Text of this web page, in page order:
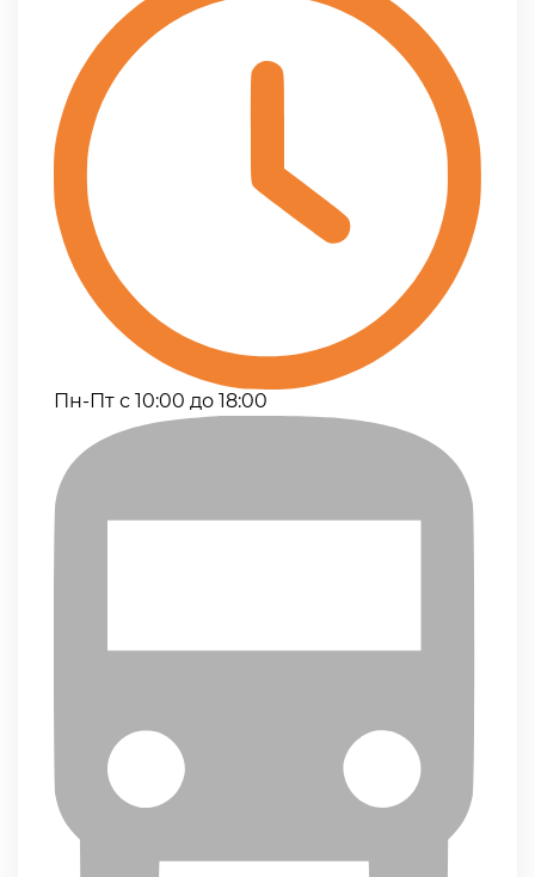
Пн-Пт с 10:00 до 18:00